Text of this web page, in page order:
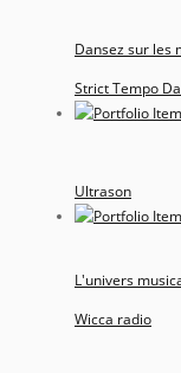
Dansez sur les
Strict Tempo
Ultrason
L'univers
Wicca radio